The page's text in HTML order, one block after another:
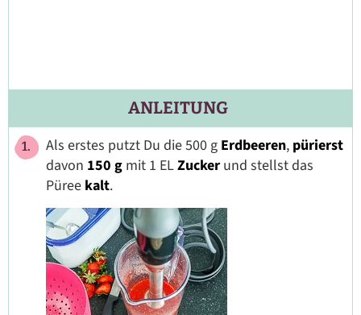
ANLEITUNG
Als erstes putzt Du die 500 g Erdbeeren, pürierst
davon 150 g mit 1 ELZucker und stellst das
Püree kalt.